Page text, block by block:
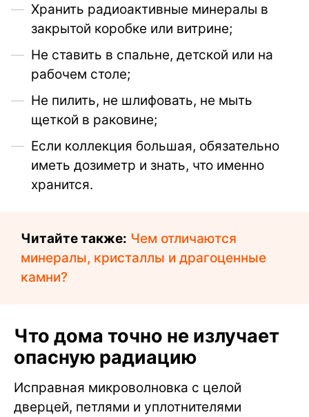
Хранить радиоактивные минералы в
закрытой коробке или витрине;
Не ставить в спальне, детской или на
рабочем столе;
Не пилить, не шлифовать, не мыть
щеткой в раковине;
Если коллекция большая, обязательно
иметь дозиметр и знать, что именно
хранится.
Читайте также: Чем отличаются
минералы, кристаллы и драгоценные
камни?
Что дома точно не излучает
опасную радиацию
Исправная микроволновка с целой
дверцей, петлями и уплотнителями